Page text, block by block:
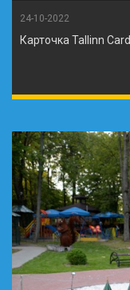
24-10-2022
Карточка Tallinn Card